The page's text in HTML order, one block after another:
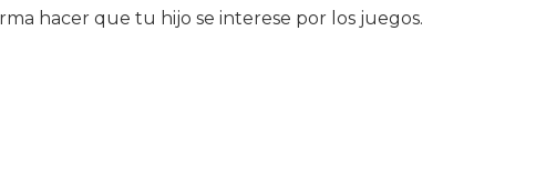
hacer que tu hijo se interese por los juegos.